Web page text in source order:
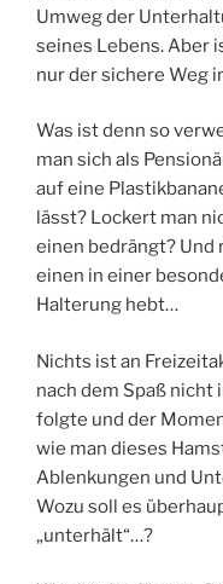
Umweg der
seines Lebens. Aber
nur der sichere Weg
Was ist denn so
man sich als
auf eine
lässt? Lockert man
einen bedrängt? Und
einen in einer
Halterung hebt…
Nichts ist an
nach dem Spaß
folgte und der
wie man dieses
Ablenkungen und
Wozu soll es
„unterhält“…?